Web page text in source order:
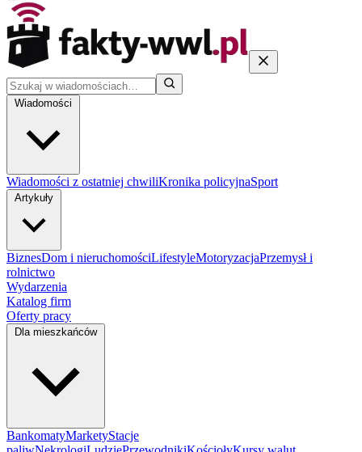
Wiadomości
Wiadomości z ostatniej chwiliKronika policyjnaSport
Artykuły
BiznesDom i nieruchomościLifestyleMotoryzacjaPrzemysł i
rolnictwo
Wydarzenia
Katalog firm
Oferty pracy
Dla mieszkańców
BankomatyMarketyStacje